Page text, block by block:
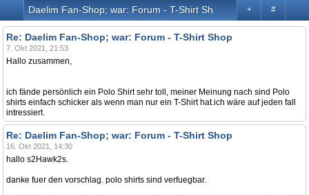
#
+
Daelim Fan-Shop; war: Forum - T-Shirt Shop
Re: Daelim Fan-Shop; war: Forum - T-Shirt Shop
7. Okt 2021, 21:53
Hallo zusammen,
ich fände persönlich ein Polo Shirt sehr toll, meiner Meinung nach sind Polo
shirts einfach schicker als wenn man nur ein T-Shirt hat.ich wäre auf jeden fall
intressiert.
Re: Daelim Fan-Shop; war: Forum - T-Shirt Shop
16. Okt 2021, 14:30
hallo s2Hawk2s.
danke fuer den vorschlag. polo shirts sind verfuegbar.